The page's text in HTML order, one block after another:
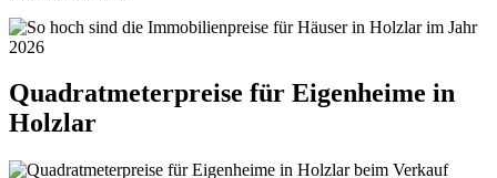
Quadratmeterpreise für Eigenheime in
Holzlar